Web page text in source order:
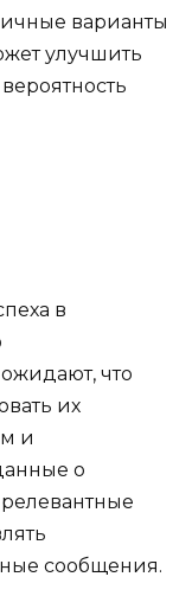
варианты
улучшить
в
что
их
и
о
релевантные
сообщения.